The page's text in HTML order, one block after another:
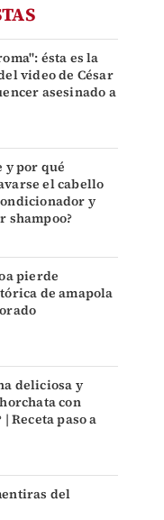
ésta es la
video de César
asesinado a
y por qué
el cabello
y
shampoo?
pierde
de amapola
deliciosa y
con
| Receta paso a
del